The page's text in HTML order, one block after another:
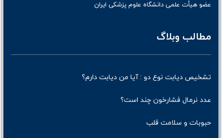
عضو هیأت علمی دانشگاه علوم پزشکی ایران
مطالب وبلاگ
تشخیص دیابت نوع دو : آیا من دیابت دارم؟
عدد نرمال فشارخون چند است؟
حبوبات و سلامت قلب